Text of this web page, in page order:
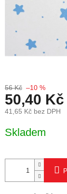
56 Kč –10 %
50,40 Kč
41,65 Kč bez DPH
Skladem